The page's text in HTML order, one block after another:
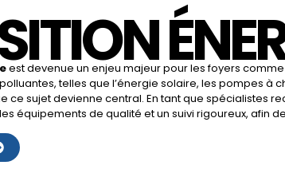
est devenue un enjeu majeur pour les foyers
telles que l’énergie solaire, les pompes à
ce sujet devienne central. En tant que spécialistes
équipements de qualité et un suivi rigoureux, afin